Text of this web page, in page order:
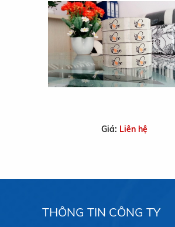
Giá: Liên hệ
THÔNG TIN CÔNG TY